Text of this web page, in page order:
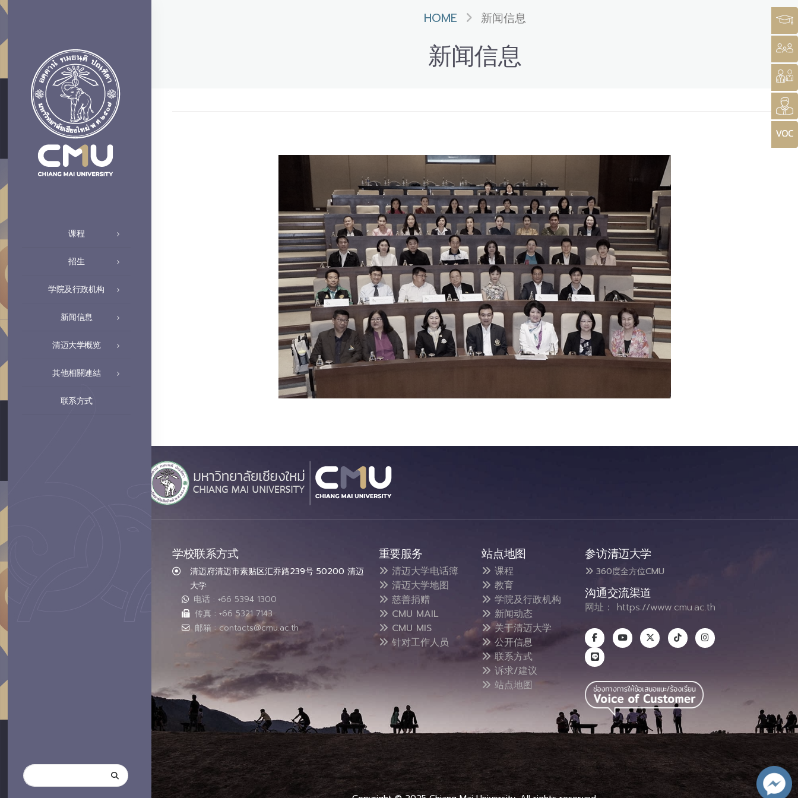
课程
招生
学院及行政机构
新闻信息
清迈大学概览
其他相關連結
联系方式
HOME 新闻信息
新闻信息
学校联系方式
清迈府清迈市素贴区汇乔路239号 50200 清迈
大学
电话 : +66 5394 1300
传真 : +66 5321 7143
邮箱 : contacts@cmu.ac.th
重要服务
清迈大学电话簿
清迈大学地图
慈善捐赠
CMU MAIL
CMU MIS
针对工作人员
站点地图
课程
教育
学院及行政机构
新闻动态
关于清迈大学
公开信息
联系方式
诉求/建议
站点地图
参访清迈大学
360度全方位CMU
沟通交流渠道
网址： https://www.cmu.ac.th